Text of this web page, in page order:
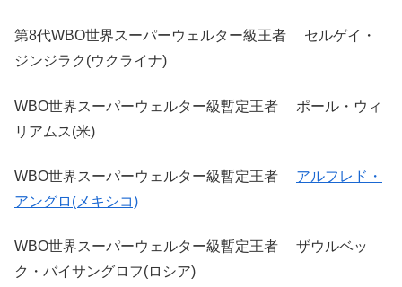
第8代WBO世界スーパーウェルター級王者 セルゲイ・
ジンジラク(ウクライナ)
WBO世界スーパーウェルター級暫定王者 ポール・ウィ
リアムス(米)
WBO世界スーパーウェルター級暫定王者 アルフレド・
アングロ(メキシコ)
WBO世界スーパーウェルター級暫定王者 ザウルベッ
ク・バイサングロフ(ロシア)